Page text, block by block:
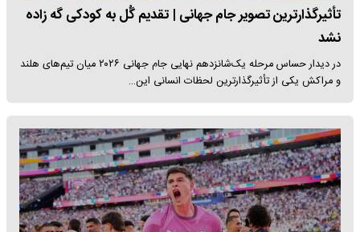
تأثیرگذارترین تصویر جام جهانی | تقدیم گُل به کودکی گه زاده
نشد
در دیدار حساس مرحله یک‌شانزدهم نهایی جام جهانی ۲۰۲۶ میان تیم‌های هلند
و مراکش یکی از تأثیرگذارترین لحظات انسانی این…